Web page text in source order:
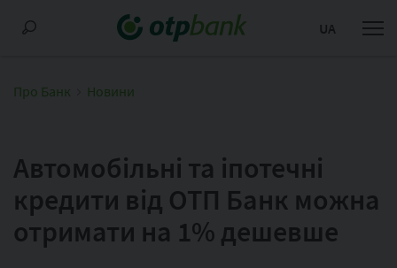
UA
Про Банк Новини
Автомобільні та іпотечні
кредити від ОТП Банк можна
отримати на 1% дешевше